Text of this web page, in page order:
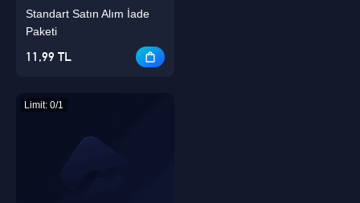
Standart Satın Alım İade
Paketi
11,99 TL
Limit: 0/1